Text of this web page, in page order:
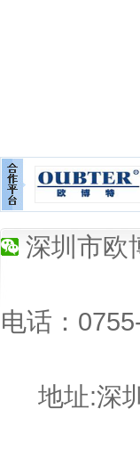
深圳市欧
电话：
地址:深